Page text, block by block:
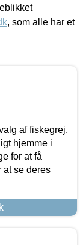
, som alle har et
af fiskegrej.
hjemme i
for at få
at se deres